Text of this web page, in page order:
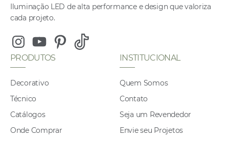
Iluminação LED de alta performance e design que valoriza
cada projeto.
InstagramYoutubePinterest
Tiktok
PRODUTOS
Decorativo
Técnico
Catálogos
Onde Comprar
INSTITUCIONAL
Quem Somos
Contato
Seja um Revendedor
Envie seu Projetos